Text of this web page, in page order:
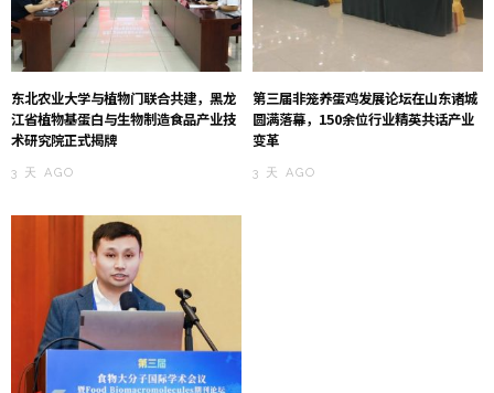
东北农业大学与植物门联合共建，黑龙
江省植物基蛋白与生物制造食品产业技
术研究院正式揭牌
3 天 AGO
第三届非笼养蛋鸡发展论坛在山东诸城
圆满落幕，150余位行业精英共话产业
变革
3 天 AGO